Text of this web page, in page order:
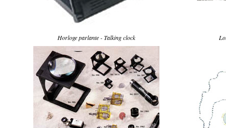
Horloge parlante - Talking clock